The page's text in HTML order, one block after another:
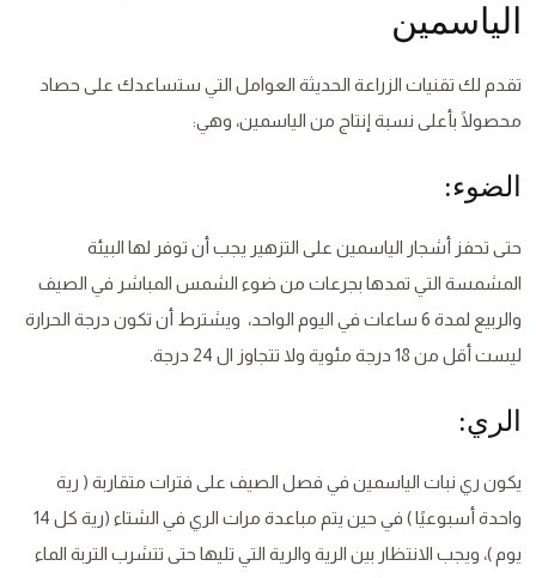
الياسمين
تقدم لك تقنيات الزراعة الحديثة العوامل التي ستساعدك على حصاد
محصولًا بأعلى نسبة إنتاج من الياسمين، وهي:
الضوء:
حتى تحفز أشجار الياسمين على التزهير يجب أن توفر لها البيئة
المشمسة التي تمدها بجرعات من ضوء الشمس المباشر في الصيف
والربيع لمدة 6 ساعات في اليوم الواحد، ويشترط أن تكون درجة الحرارة
ليست أقل من 18 درجة مئوية ولا تتجاوز ال 24 درجة.
الري:
يكون ري نبات الياسمين في فصل الصيف على فترات متقاربة ( رية
واحدة أسبوعيًا ) في حين يتم مباعدة مرات الري في الشتاء (رية كل 14
يوم )، ويجب الانتظار بين الرية والرية التي تليها حتى تتشرب التربة الماء